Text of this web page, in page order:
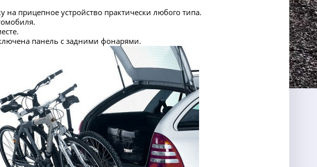
на прицепное устройство практически любого типа.
панель с задними фонарями.